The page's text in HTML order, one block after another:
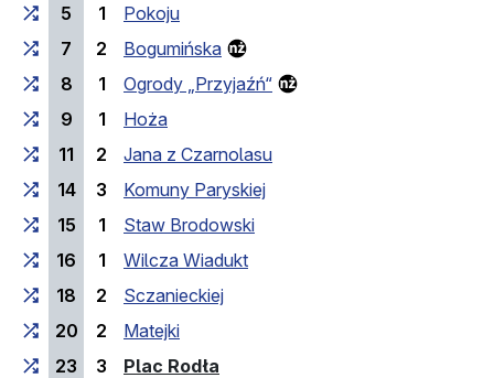
5
1
Pokoju
7
2
Bogumińska
8
1
Ogrody „Przyjaźń“
9
1
Hoża
11
2
Jana z Czarnolasu
14
3
Komuny Paryskiej
15
1
Staw Brodowski
16
1
Wilcza Wiadukt
18
2
Sczanieckiej
20
2
Matejki
23
3 Plac Rodła